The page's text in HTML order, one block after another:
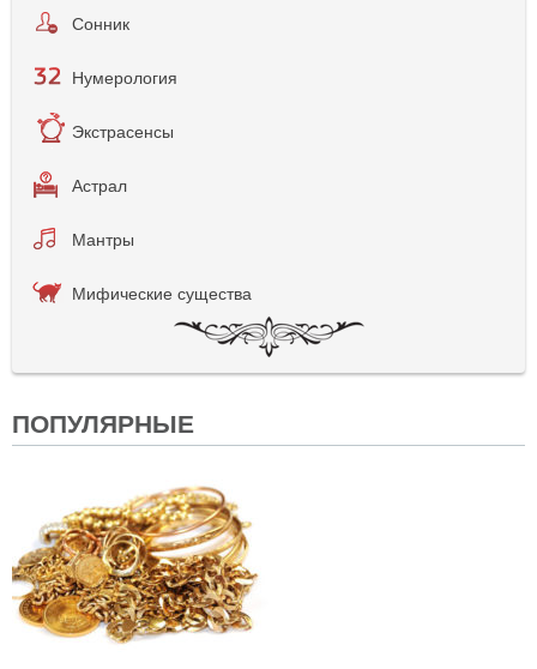
Сонник
Нумерология
Экстрасенсы
Астрал
Мантры
Мифические существа
ПОПУЛЯРНЫЕ